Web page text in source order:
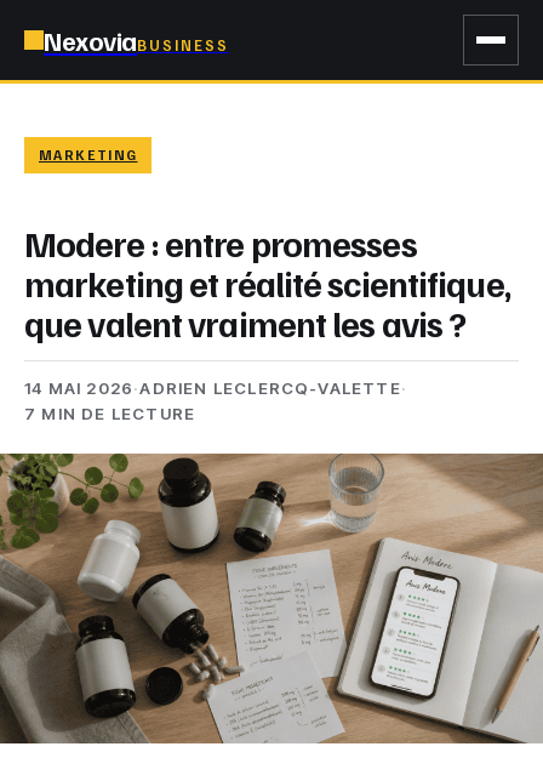
NexoviaBUSINESS
MARKETING
Modere : entre promesses
marketing et réalité scientifique,
que valent vraiment les avis ?
14 MAI 2026·ADRIEN LECLERCQ-VALETTE·
7 MIN DE LECTURE